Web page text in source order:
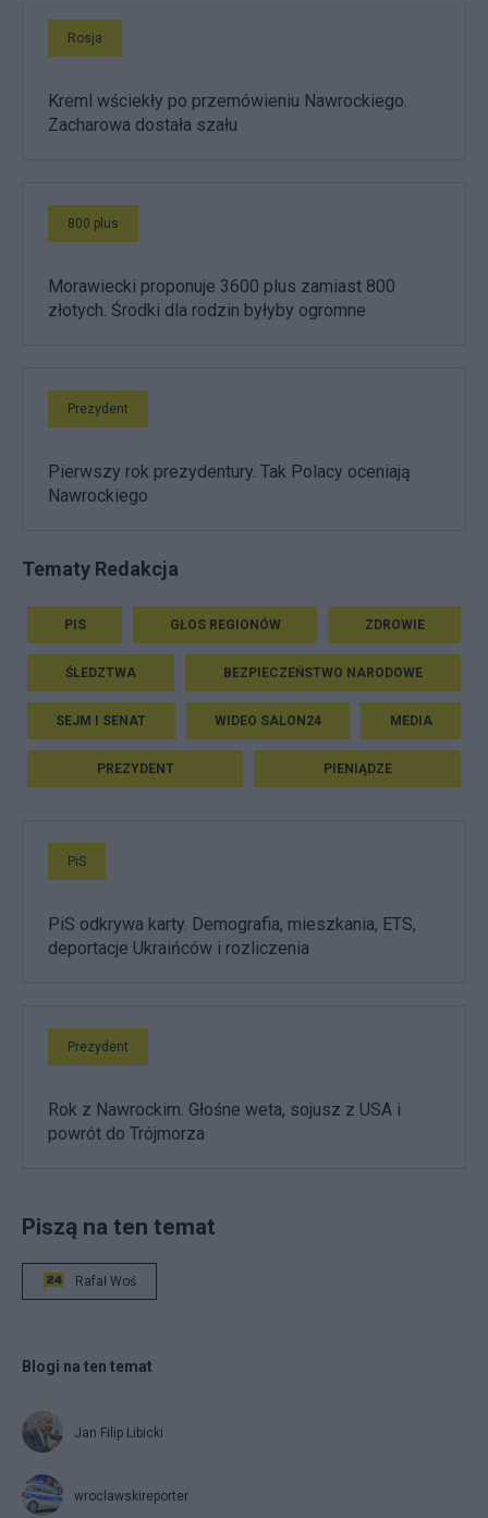
Rosja
Kreml wściekły po przemówieniu Nawrockiego.
Zacharowa dostała szału
800 plus
Morawiecki proponuje 3600 plus zamiast 800
złotych. Środki dla rodzin byłyby ogromne
Prezydent
Pierwszy rok prezydentury. Tak Polacy oceniają
Nawrockiego
Tematy Redakcja
PIS GŁOS REGIONÓW ZDROWIE
ŚLEDZTWA BEZPIECZEŃSTWO NARODOWE
SEJM I SENAT WIDEO SALON24 MEDIA
PREZYDENT PIENIĄDZE
PiS
PiS odkrywa karty. Demografia, mieszkania, ETS,
deportacje Ukraińców i rozliczenia
Prezydent
Rok z Nawrockim. Głośne weta, sojusz z USA i
powrót do Trójmorza
Piszą na ten temat
Rafał Woś
Blogi na ten temat
Jan Filip Libicki
wroclawskireporter